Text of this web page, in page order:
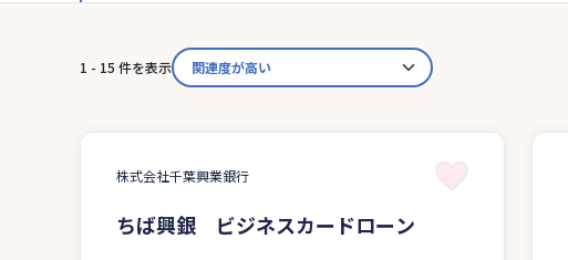
1 - 15 件を表示
株式会社千葉興業銀行
ちば興銀 ビジネスカードローン